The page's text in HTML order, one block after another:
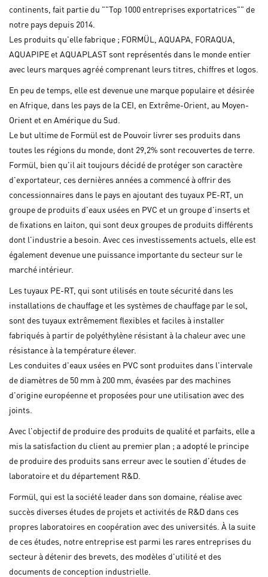
continents, fait partie du ""Top 1000 entreprises exportatrices"" de
notre pays depuis 2014.
Les produits qu'elle fabrique ; FORMÜL, AQUAPA, FORAQUA,
AQUAPIPE et AQUAPLAST sont représentés dans le monde entier
avec leurs marques agréé comprenant leurs titres, chiffres et logos.
En peu de temps, elle est devenue une marque populaire et désirée
en Afrique, dans les pays de la CEI, en Extrême-Orient, au Moyen-
Orient et en Amérique du Sud.
Le but ultime de Formül est de Pouvoir livrer ses produits dans
toutes les régions du monde, dont 29,2% sont recouvertes de terre.
Formül, bien qu'il ait toujours décidé de protéger son caractère
d'exportateur, ces dernières années a commencé à offrir des
concessionnaires dans le pays en ajoutant des tuyaux PE-RT, un
groupe de produits d'eaux usées en PVC et un groupe d'inserts et
de fixations en laiton, qui sont deux groupes de produits différents
dont l'industrie a besoin. Avec ces investissements actuels, elle est
également devenue une puissance importante du secteur sur le
marché intérieur.
Les tuyaux PE-RT, qui sont utilisés en toute sécurité dans les
installations de chauffage et les systèmes de chauffage par le sol,
sont des tuyaux extrêmement flexibles et faciles à installer
fabriqués à partir de polyéthylène résistant à la chaleur avec une
résistance à la température élever.
Les conduites d'eaux usées en PVC sont produites dans l'intervale
de diamètres de 50 mm à 200 mm, évasées par des machines
d'origine européenne et proposées pour une utilisation avec des
joints.
Avec l'objectif de produire des produits de qualité et parfaits, elle a
mis la satisfaction du client au premier plan ; a adopté le principe
de produire des produits sans erreur avec le soutien d'études de
laboratoire et du département R&D.
Formül, qui est la société leader dans son domaine, réalise avec
succès diverses études de projets et activités de R&D dans ces
propres laboratoires en coopération avec des universités. À la suite
de ces études, notre entreprise est parmi les rares entreprises du
secteur à détenir des brevets, des modèles d'utilité et des
documents de conception industrielle.